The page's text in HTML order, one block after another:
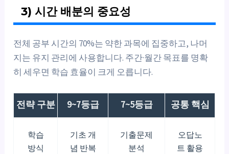
3) 시간 배분의 중요성
전체 공부 시간의 70%는 약한 과목에 집중하고, 나머
지는 유지 관리에 사용합니다. 주간·월간 목표를 명확
히 세우면 학습 효율이 크게 오릅니다.
전략 구분 9~7등급 7~5등급 공통 핵심
학습
방식
기초 개
념 반복
기출문제
분석
오답노
트 활용